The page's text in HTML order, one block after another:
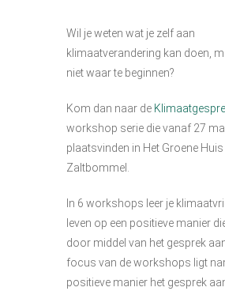
Wil je weten wat je zelf aan
klimaatverandering kan doen,
niet waar te beginnen?
Kom dan naar de
workshop serie die vanaf 27
plaatsvinden in Het Groene Huis
Zaltbommel.
In 6 workshops leer je
leven op een positieve manier
door middel van het gesprek
focus van de workshops ligt
positieve manier het gesprek